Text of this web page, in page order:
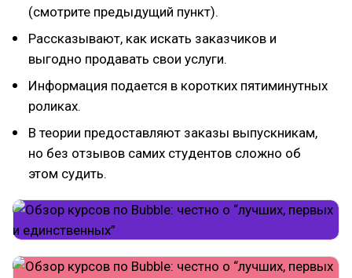
(смотрите предыдущий пункт).
Рассказывают, как искать заказчиков и
выгодно продавать свои услуги.
Информация подается в коротких пятиминутных
роликах.
В теории предоставляют заказы выпускникам,
но без отзывов самих студентов сложно об
этом судить.